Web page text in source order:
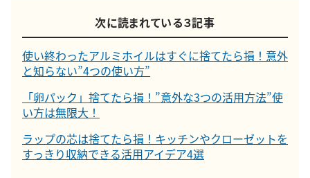
次に読まれている３記事
使い終わったアルミホイルはすぐに捨てたら損！意外
と知らない”4つの使い方”
「卵パック」捨てたら損！”意外な3つの活用方法”使
い方は無限大！
ラップの芯は捨てたら損！キッチンやクローゼットを
すっきり収納できる活用アイデア4選